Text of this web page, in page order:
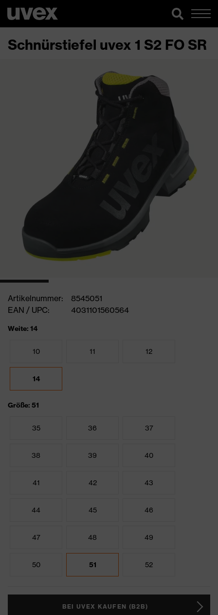
Schnürstiefel uvex 1 S2 FO SR
Artikelnummer:
8545051
EAN / UPC:
4031101560564
Weite: 14
10 11 12
14
Größe: 51
35 36 37
38 39 40
41 42 43
44 45 46
47 48 49
50 51 52
BEI UVEX KAUFEN (B2B)